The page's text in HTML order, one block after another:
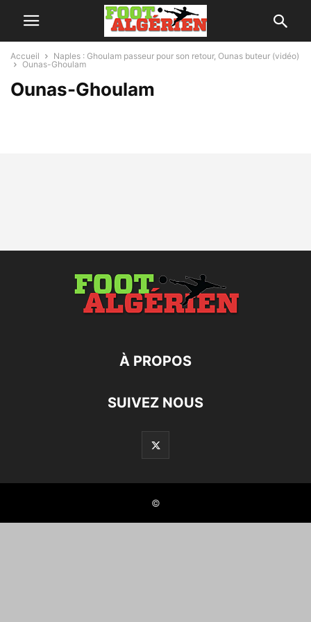
Accueil
Naples : Ghoulam passeur pour son retour, Ounas buteur (vidéo)
Ounas-Ghoulam
Ounas-Ghoulam
À PROPOS
SUIVEZ NOUS
©